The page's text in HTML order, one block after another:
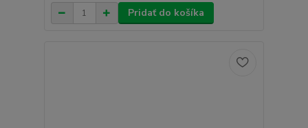
Pridať do košíka